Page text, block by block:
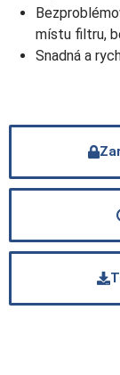
místu filtru,
Snadná a